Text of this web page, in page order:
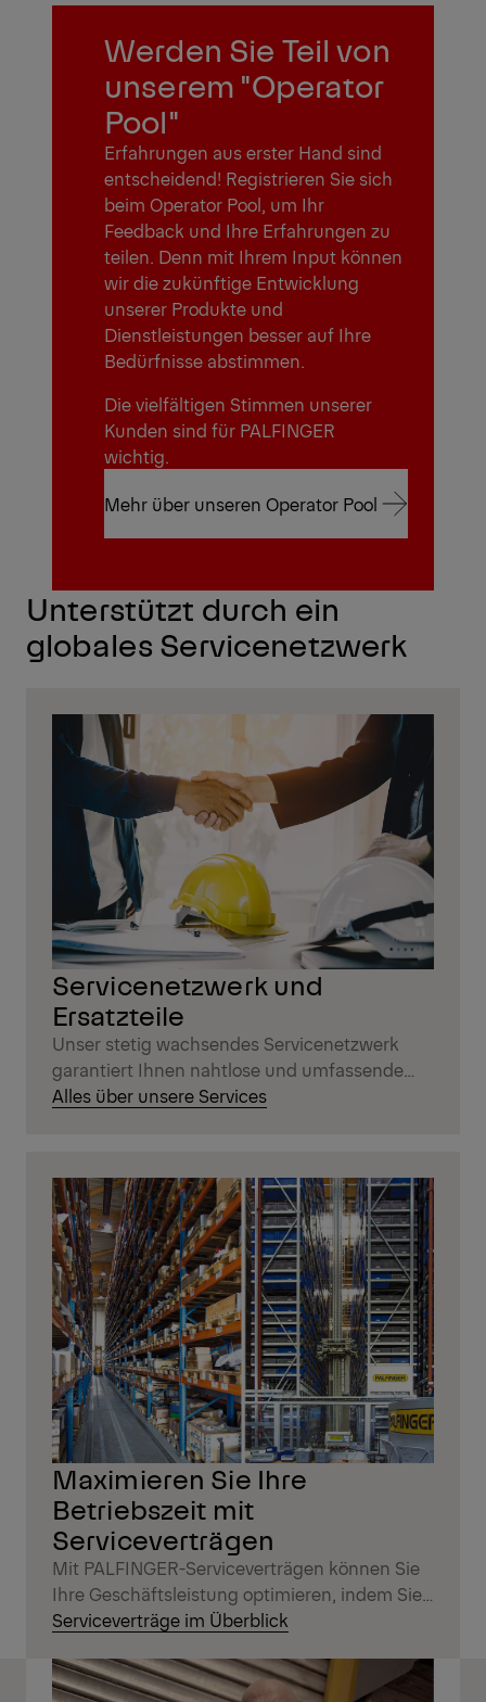
Werden Sie Teil von
unserem "Operator
Pool"
Erfahrungen aus erster Hand sind
entscheidend! Registrieren Sie sich
beim Operator Pool, um Ihr
Feedback und Ihre Erfahrungen zu
teilen. Denn mit Ihrem Input können
wir die zukünftige Entwicklung
unserer Produkte und
Dienstleistungen besser auf Ihre
Bedürfnisse abstimmen.
Die vielfältigen Stimmen unserer
Kunden sind für PALFINGER
wichtig.
Mehr über unseren Operator Pool
Unterstützt durch ein
globales Servicenetzwerk
Servicenetzwerk und
Ersatzteile
Unser stetig wachsendes Servicenetzwerk
garantiert Ihnen nahtlose und umfassende
Unterstützung, wann immer Sie diese
Alles über unsere Services
Maximieren Sie Ihre
Betriebszeit mit
Serviceverträgen
Mit PALFINGER-Serviceverträgen können Sie
Ihre Geschäftsleistung optimieren, indem Sie
Maschinenstillstandszeiten und
Serviceverträge im Überblick